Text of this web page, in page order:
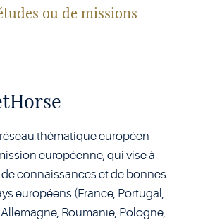
ou de missions
thématique européen
européenne, qui vise à
connaissances et de bonnes
européens (France, Portugal,
Roumanie, Pologne,